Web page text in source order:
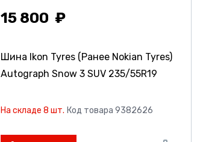
15 800
Шина Ikon Tyres (Ранее Nokian Tyres)
Autograph Snow 3 SUV 235/55R19
На складе 8 шт. Код товара 9382626